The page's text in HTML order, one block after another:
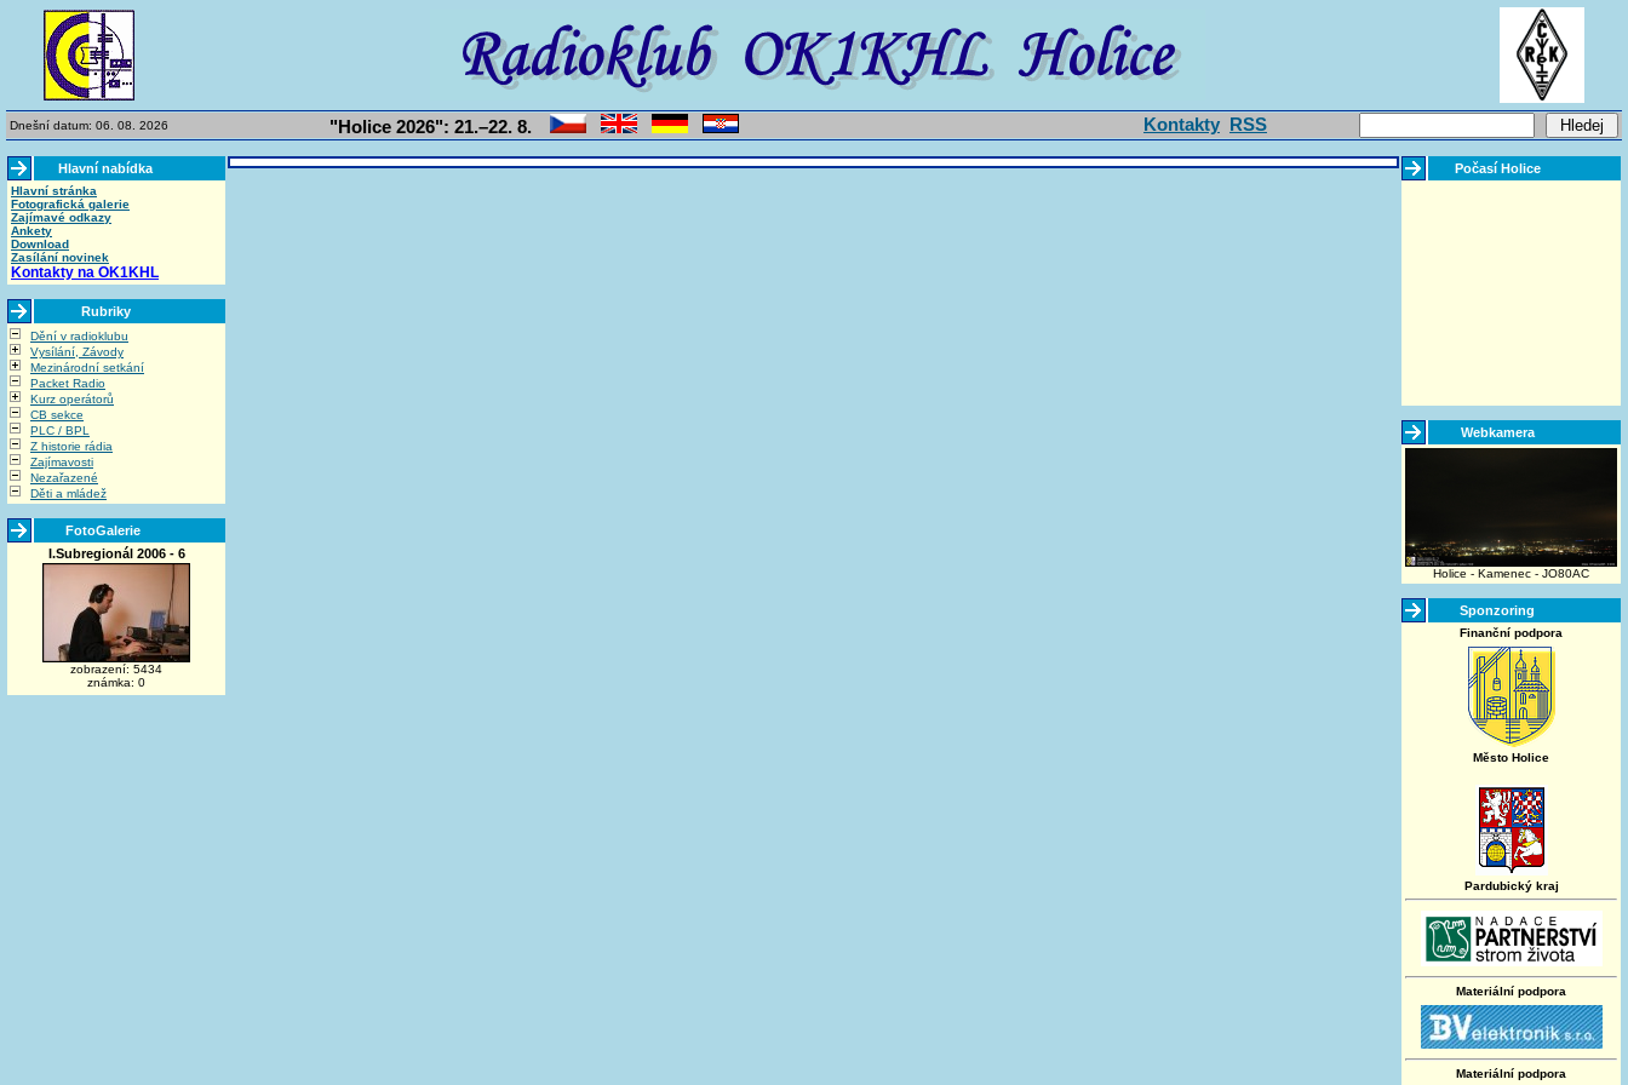
Dnešní datum: 06. 08. 2026 "Holice 2026": 21.–22. 8. Kontakty RSS
Hlavní nabídka
Hlavní stránka
Fotografická galerie
Zajímavé odkazy
Ankety
Download
Zasílání novinek
Kontakty na OK1KHL
Rubriky
Dění v radioklubu
Vysílání, Závody
Mezinárodní setkání
Packet Radio
Kurz operátorů
CB sekce
PLC / BPL
Z historie rádia
Zajímavosti
Nezařazené
Děti a mládež
FotoGalerie
I.Subregionál 2006 - 6
zobrazení: 5434
známka: 0
Počasí Holice
Webkamera
Holice - Kamenec - JO80AC
Sponzoring
Finanční podpora
Město Holice
Pardubický kraj
Materiální podpora
Materiální podpora